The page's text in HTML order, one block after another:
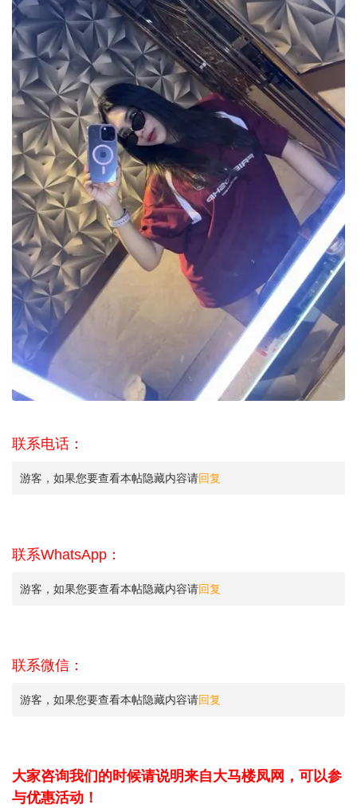
联系电话：
游客，如果您要查看本帖隐藏内容请回复
联系WhatsApp：
游客，如果您要查看本帖隐藏内容请回复
联系微信：
游客，如果您要查看本帖隐藏内容请回复
大家咨询我们的时候请说明来自大马楼凤网，可以参
与优惠活动！